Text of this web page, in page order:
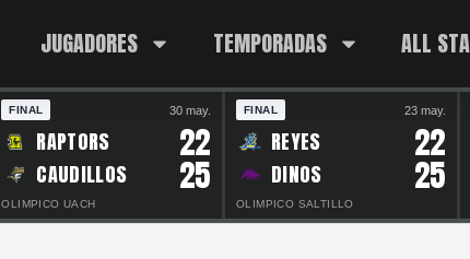
JUGADORES TEMPORADAS ALL
FINAL 30 may.
RAPTORS 22
CAUDILLOS 25
OLIMPICO UACH
FINAL 23 may.
REYES 22
DINOS 25
OLIMPICO SALTILLO